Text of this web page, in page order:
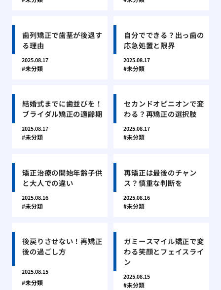
歯列矯正で歯茎が後退す
る理由
2025.08.17
未分類
自分でできる？出っ歯の
応急処置と限界
2025.08.17
未分類
結婚式までに歯並びを！
ブライダル矯正の適齢期
2025.08.17
未分類
セカンドオピニオンで変
わる？再矯正の選択肢
2025.08.17
未分類
矯正治療の開始年齢子供
と大人での違い
2025.08.16
未分類
再矯正は最後のチャン
ス？慎重な判断を
2025.08.16
未分類
後戻りさせない！再矯正
後の過ごし方
2025.08.15
未分類
ガミースマイル矯正で変
わる笑顔とフェイスライ
ン
2025.08.15
未分類